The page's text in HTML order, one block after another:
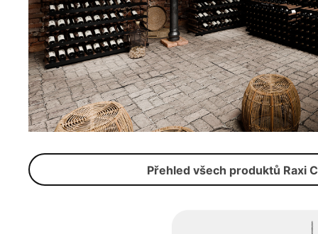
Přehled všech produktů Raxi